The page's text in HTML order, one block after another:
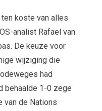
koste van alles
analist Rafael van
De keuze voor
wijziging die
had
behaalde 1-0 zege
van de Nations